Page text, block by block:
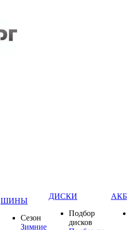
ШИНЫ
Сезон
Зимние
ДИСКИ
Подбор
дисков
АКБ